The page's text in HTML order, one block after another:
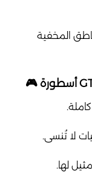
المخفية
لا تُنسى.
لها.